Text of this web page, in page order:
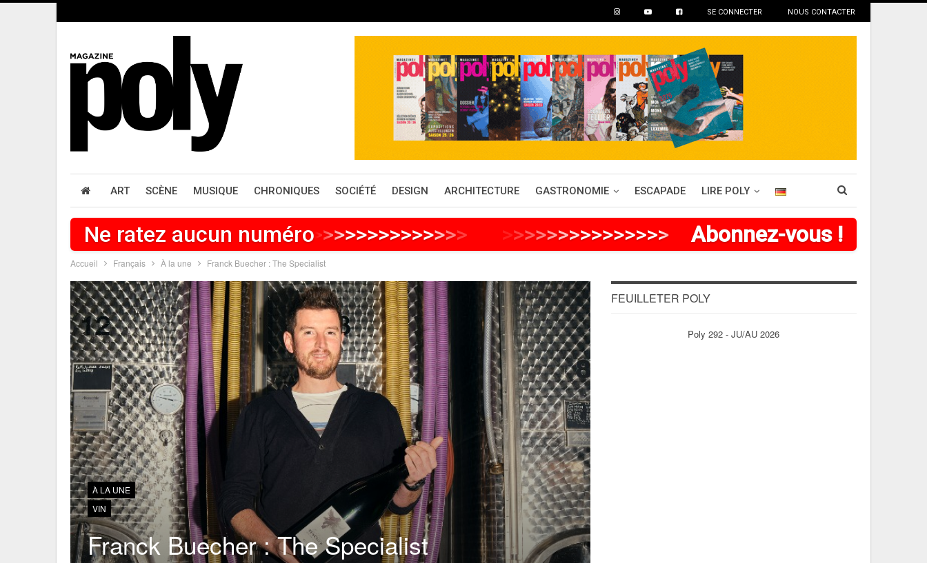
SE CONNECTER NOUS CONTACTER
ART SCÈNE MUSIQUE CHRONIQUES SOCIÉTÉ DESIGN ARCHITECTURE GASTRONOMIE ESCAPADE LIRE POLY
Ne ratez aucun numéro>>>>>>>>>>>>>> >>>>>>> >>>>>>> Abonnez-vous !
Accueil Français À la une Franck Buecher : The Specialist
À LA UNE
VIN
Franck Buecher : The Specialist
FEUILLETER POLY
Poly 292 - JU/AU 2026